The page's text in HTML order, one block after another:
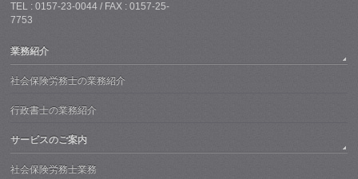
TEL : 0157-23-0044 / FAX : 0157-25-
7753
業務紹介
社会保険労務士の業務紹介
行政書士の業務紹介
サービスのご案内
社会保険労務士業務